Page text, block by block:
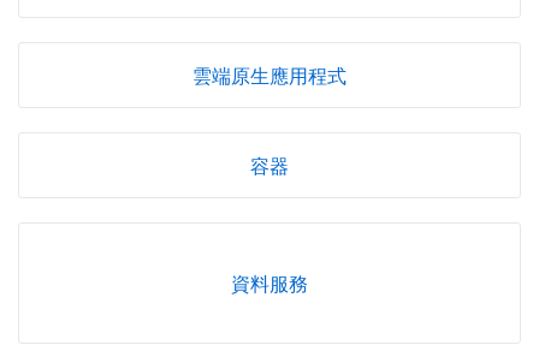
雲端原生應用程式
容器
資料服務